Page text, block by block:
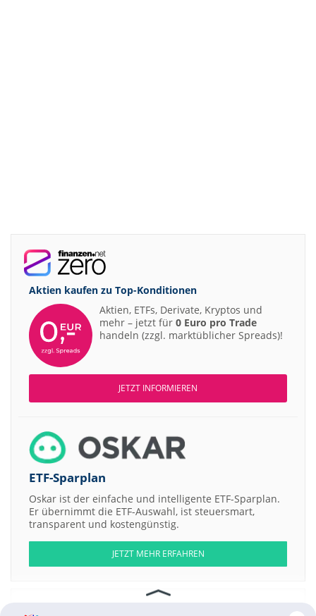
Aktien kaufen zu Top-Konditionen
Aktien, ETFs, Derivate, Kryptos und
mehr – jetzt für 0 Euro pro Trade
handeln (zzgl. marktüblicher Spreads)!
JETZT INFORMIEREN
ETF-Sparplan
Oskar ist der einfache und intelligente ETF-Sparplan.
Er übernimmt die ETF-Auswahl, ist steuersmart,
transparent und kostengünstig.
JETZT MEHR ERFAHREN